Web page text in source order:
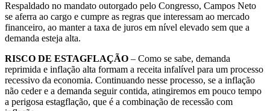
Respaldado no mandato outorgado pelo Congresso, Campos Neto
se aferra ao cargo e cumpre as regras que interessam ao mercado
financeiro, ao manter a taxa de juros em nível elevado sem que a
demanda esteja alta.
RISCO DE ESTAGFLAÇÃO – Como se sabe, demanda
reprimida e inflação alta formam a receita infalível para um processo
recessivo da economia. Continuando nesse processo, se a inflação
não ceder e a demanda seguir contida, atingiremos em pouco tempo
a perigosa estagflação, que é a combinação de recessão com